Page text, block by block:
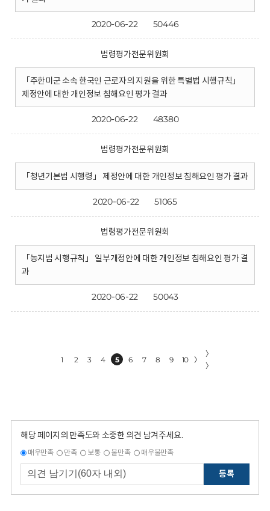
2020-06-22 50446
법령평가전문위원회
「주한미군 소속 한국인 근로자의 지원을 위한 특별법 시행규칙」
제정안에 대한 개인정보 침해요인 평가 결과
2020-06-22 48380
법령평가전문위원회
「청년기본법 시행령」 제정안에 대한 개인정보 침해요인 평가 결과
2020-06-22 51065
법령평가전문위원회
「농지법 시행규칙」 일부개정안에 대한 개인정보 침해요인 평가 결
과
2020-06-22 50043
1 2 3 4 5 6 7 8 9 10 〉
〉
〉
해당 페이지의 만족도와 소중한 의견 남겨주세요.
매우만족 만족 보통 불만족 매우불만족
등록